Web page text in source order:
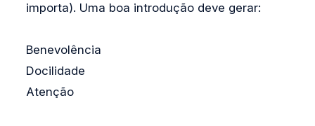
importa). Uma boa introdução deve gerar:
Benevolência
Docilidade
Atenção